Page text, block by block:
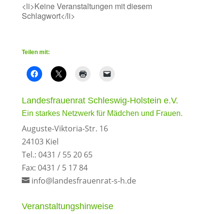
<li>Keine Veranstaltungen mit diesem
Schlagwort</li>
Teilen mit:
Landesfrauenrat Schleswig-Holstein e.V.
Ein starkes Netzwerk für Mädchen und Frauen.
Auguste-Viktoria-Str. 16
24103 Kiel
Tel.: 0431 / 55 20 65
Fax: 0431 / 5 17 84
info@landesfrauenrat-s-h.de
Veranstaltungshinweise